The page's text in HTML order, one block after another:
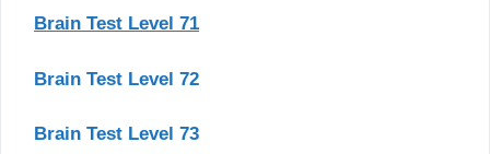
Brain Test Level 71
Brain Test Level 72
Brain Test Level 73